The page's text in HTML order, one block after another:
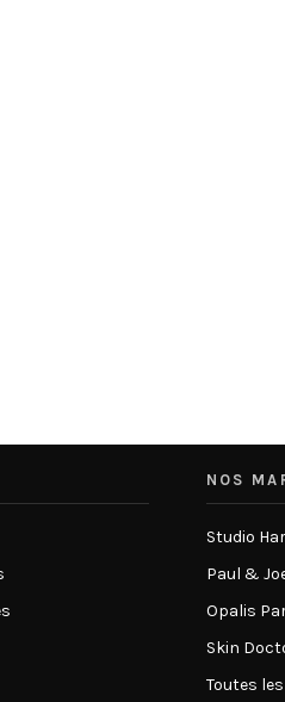
NOS
Studio
Paul &
Opalis
Skin
Toutes